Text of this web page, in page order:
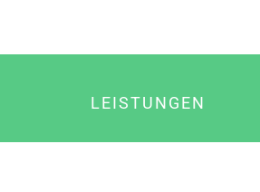
LEISTUNGEN